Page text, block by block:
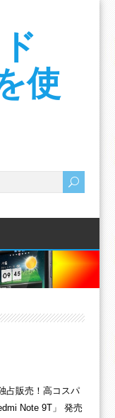
使
占販売！高コスパ
Note 9T」 発売